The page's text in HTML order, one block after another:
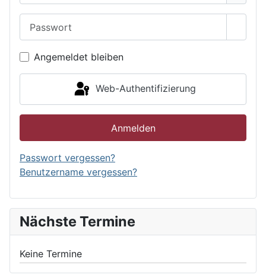
Angemeldet bleiben
Web-Authentifizierung
Anmelden
Passwort vergessen?
Benutzername vergessen?
Nächste Termine
Keine Termine